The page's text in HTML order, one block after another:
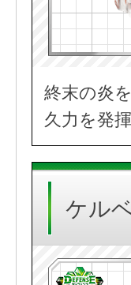
終末の炎
久力を発
ケル